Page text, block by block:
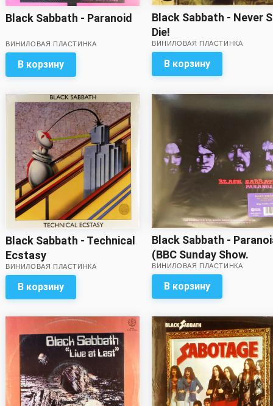
Black Sabbath - Paranoid
ВИНИЛОВАЯ ПЛАСТИНКА
В корзину
Black Sabbath - Never
Die!
ВИНИЛОВАЯ ПЛАСТИНКА
В корзину
Black Sabbath - Technical
Ecstasy
ВИНИЛОВАЯ ПЛАСТИНКА
В корзину
Black Sabbath -
(BBC Sunday Show.
Broadcasting House
London 26th April 1970)
(purple vinyl)
ВИНИЛОВАЯ ПЛАСТИНКА
В корзину